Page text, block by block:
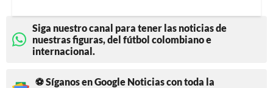
Siga nuestro canal para tener las noticias de
nuestras figuras, del fútbol colombiano e
internacional.
⚽ Síganos en Google Noticias con toda la